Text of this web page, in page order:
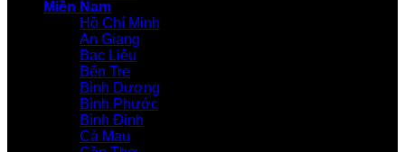
Miền Nam
Hồ Chí Minh
An Giang
Bạc Liêu
Bến Tre
Bình Dương
Bình Phước
Bình Định
Cà Mau